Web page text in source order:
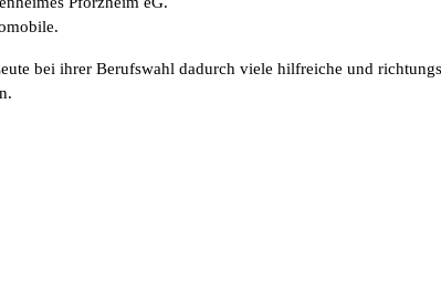
bei ihrer Berufswahl dadurch viele hilfreiche und